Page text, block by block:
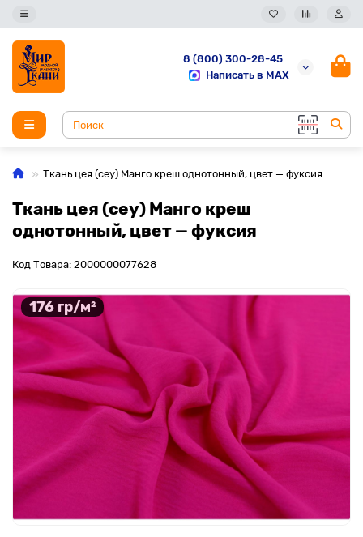
8 (800) 300-28-45
Написать в MAX
Ткань цея (cey) Манго креш однотонный, цвет — фуксия
Ткань цея (cey) Манго креш
однотонный, цвет — фуксия
Код Товара: 2000000077628
176 гр/м²